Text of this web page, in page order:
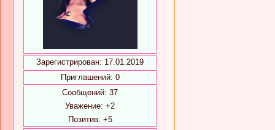
Зарегистрирован: 17.01.2019
Приглашений: 0
Сообщений: 37
Уважение: +2
Позитив: +5